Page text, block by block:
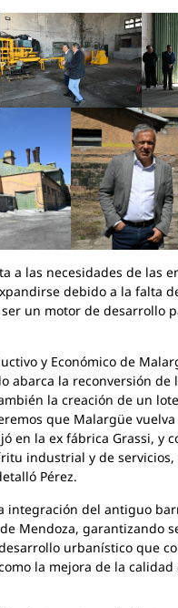
a las necesidades de las
debido a la falta
un motor de desarrollo
y Económico de
abarca la reconversión de
la creación de un
que Malargüe
en la ex fábrica Grassi, y
industrial y de
Pérez.
integración del antiguo
Mendoza, garantizando
urbanístico que
la mejora de la calidad